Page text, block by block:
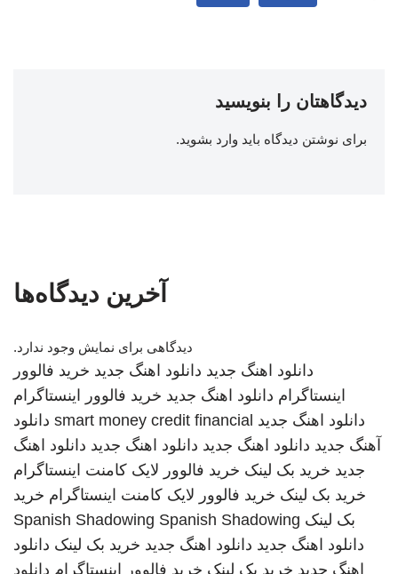
دیدگاهتان را بنویسید
برای نوشتن دیدگاه باید وارد بشوید.
آخرین دیدگاه‌ها
دیدگاهی برای نمایش وجود ندارد.
دانلود اهنگ جدید دانلود اهنگ جدید خرید فالوور
اینستاگرام دانلود اهنگ جدید خرید فالوور اینستاگرام
دانلود اهنگ جدید smart money credit financial دانلود
آهنگ جدید دانلود اهنگ جدید دانلود اهنگ جدید دانلود اهنگ
جدید خرید بک لینک خرید فالوور لایک کامنت اینستاگرام
خرید بک لینک خرید فالوور لایک کامنت اینستاگرام خرید
بک لینک
Spanish Shadowing Spanish Shadowing
دانلود اهنگ جدید دانلود اهنگ جدید خرید بک لینک دانلود
اهنگ جدید خرید بک لینک خرید فالوور اینستاگرام دانلود